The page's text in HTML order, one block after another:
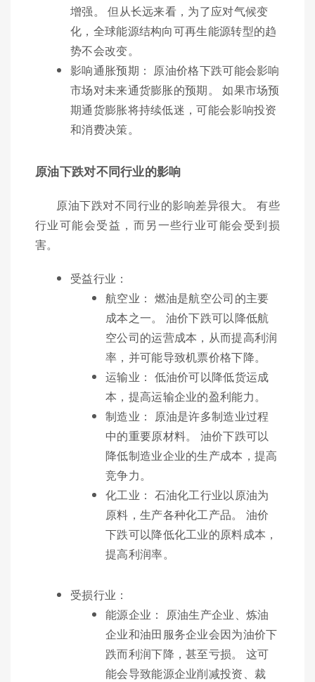
增强。 但从长远来看，为了应对气候变
化，全球能源结构向可再生能源转型的趋
势不会改变。
影响通胀预期： 原油价格下跌可能会影响
市场对未来通货膨胀的预期。 如果市场预
期通货膨胀将持续低迷，可能会影响投资
和消费决策。
原油下跌对不同行业的影响
原油下跌对不同行业的影响差异很大。 有些
行业可能会受益，而另一些行业可能会受到损
害。
受益行业：
航空业： 燃油是航空公司的主要
成本之一。 油价下跌可以降低航
空公司的运营成本，从而提高利润
率，并可能导致机票价格下降。
运输业： 低油价可以降低货运成
本，提高运输企业的盈利能力。
制造业： 原油是许多制造业过程
中的重要原材料。 油价下跌可以
降低制造业企业的生产成本，提高
竞争力。
化工业： 石油化工行业以原油为
原料，生产各种化工产品。 油价
下跌可以降低化工业的原料成本，
提高利润率。
受损行业：
能源企业： 原油生产企业、炼油
企业和油田服务企业会因为油价下
跌而利润下降，甚至亏损。 这可
能会导致能源企业削减投资、裁